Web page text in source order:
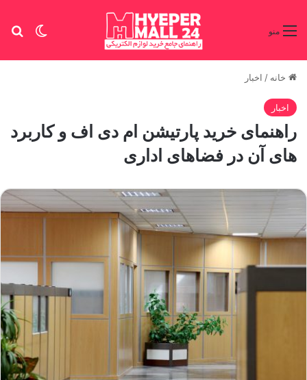
تغییر منو
خانه / اخبار
اخبار
راهنمای خرید پارتیشن ام دی اف و کاربرد
های آن در فضاهای اداری